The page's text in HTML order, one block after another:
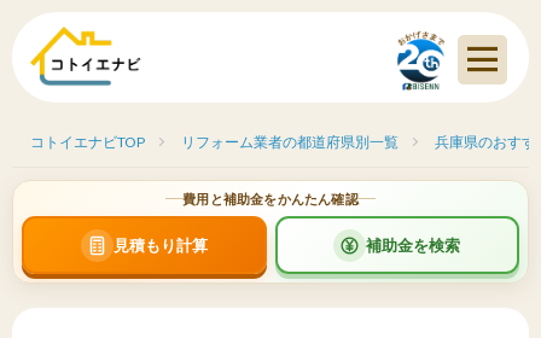
コトイエナビTOP リフォーム業者の都道府県別一覧 兵庫県のおす
費用と補助金をかんたん確認
見積もり計算 補助金を検索